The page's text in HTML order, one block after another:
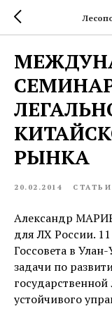
РЫНКА
20.02.2014 СТАТЬИ
Александр
для ЛХ России.
Госсовета в
задачи по
устойчивого